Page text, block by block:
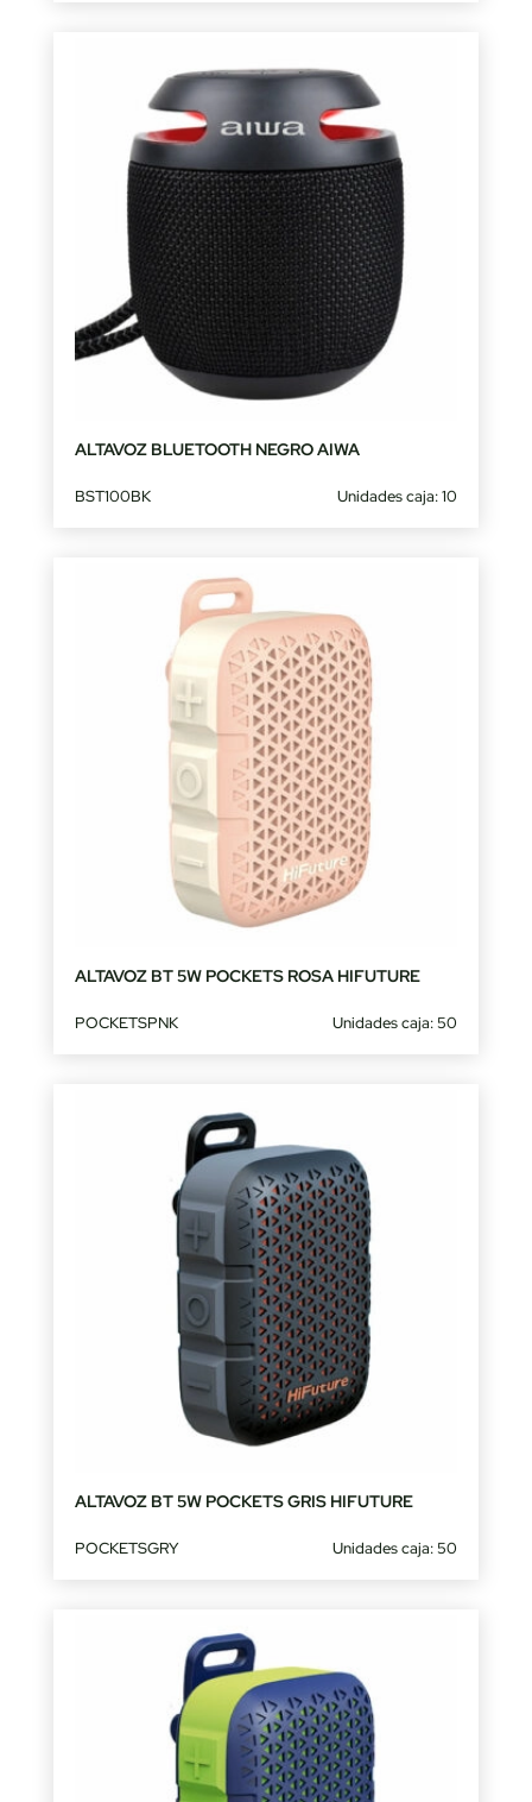
ALTAVOZ BLUETOOTH NEGRO AIWA
BST100BK Unidades caja: 10
ALTAVOZ BT 5W POCKETS ROSA HIFUTURE
POCKETSPNK Unidades caja: 50
ALTAVOZ BT 5W POCKETS GRIS HIFUTURE
POCKETSGRY Unidades caja: 50